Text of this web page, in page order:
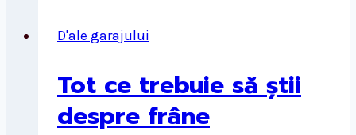
D'ale garajului
Tot ce trebuie să știi
despre frâne